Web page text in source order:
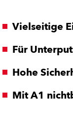
Vielseitige
Für
Hohe
Mit A1